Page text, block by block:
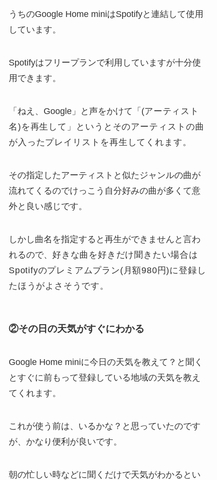
うちのGoogle Home miniはSpotifyと連結して使用
しています。
Spotifyはフリープランで利用していますが十分使
用できます。
「ねえ、Google」と声をかけて「(アーティスト
名 )を再生して」というとそのアーティストの曲
が入ったプレイリストを再生してくれます。
その指定したアーティストと似たジャンルの曲が
流れてくるのでけっこう自分好みの曲が多くて意
外と良い感じです。
しかし曲名を指定すると再生ができませんと言わ
れるので、 好きな曲を好きだけ聞きたい場合は
Spotifyのプレミアムプラン(月額980円)に登録し
たほうがよさそうです。
②その日の天気がすぐにわかる
Google Home miniに今日の天気を教えて？と聞く
とすぐに前もって登録している地域の天気を教え
てくれます。
これが使う前は、いるかな？と思っていたのです
が、かなり便利が良いです。
朝の忙しい時などに聞くだけで天気がわかるとい